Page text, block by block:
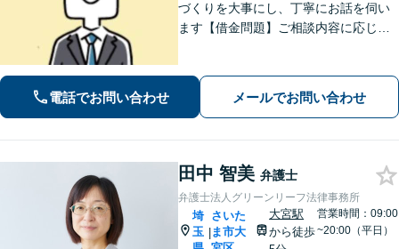
づくりを大事にし、丁寧にお話を伺い
ます【借金問題】ご相談内容に応じて
勤務経験を活かし、相談者さま目線に
立った的確なアドバイスを【初回相談
電話でお問い合わせ メールでお問い合わせ
田中 智美 弁護士
弁護士法人グリーンリーフ法律事務所
埼
玉 |
さいた
ま市大
大宮駅
から徒歩
営業時間：09:00
~20:00（平日）